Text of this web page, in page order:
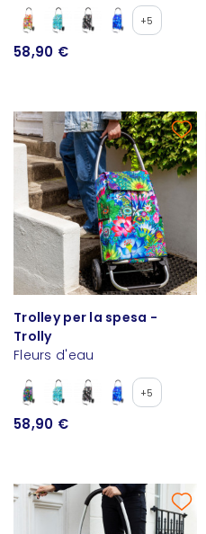
+5
58,90 €
Trolley per la spesa -
Trolly
Fleurs d'eau
+5
58,90 €